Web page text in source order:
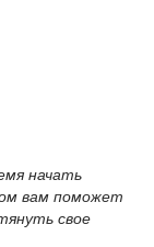
начать
вам поможет
свое